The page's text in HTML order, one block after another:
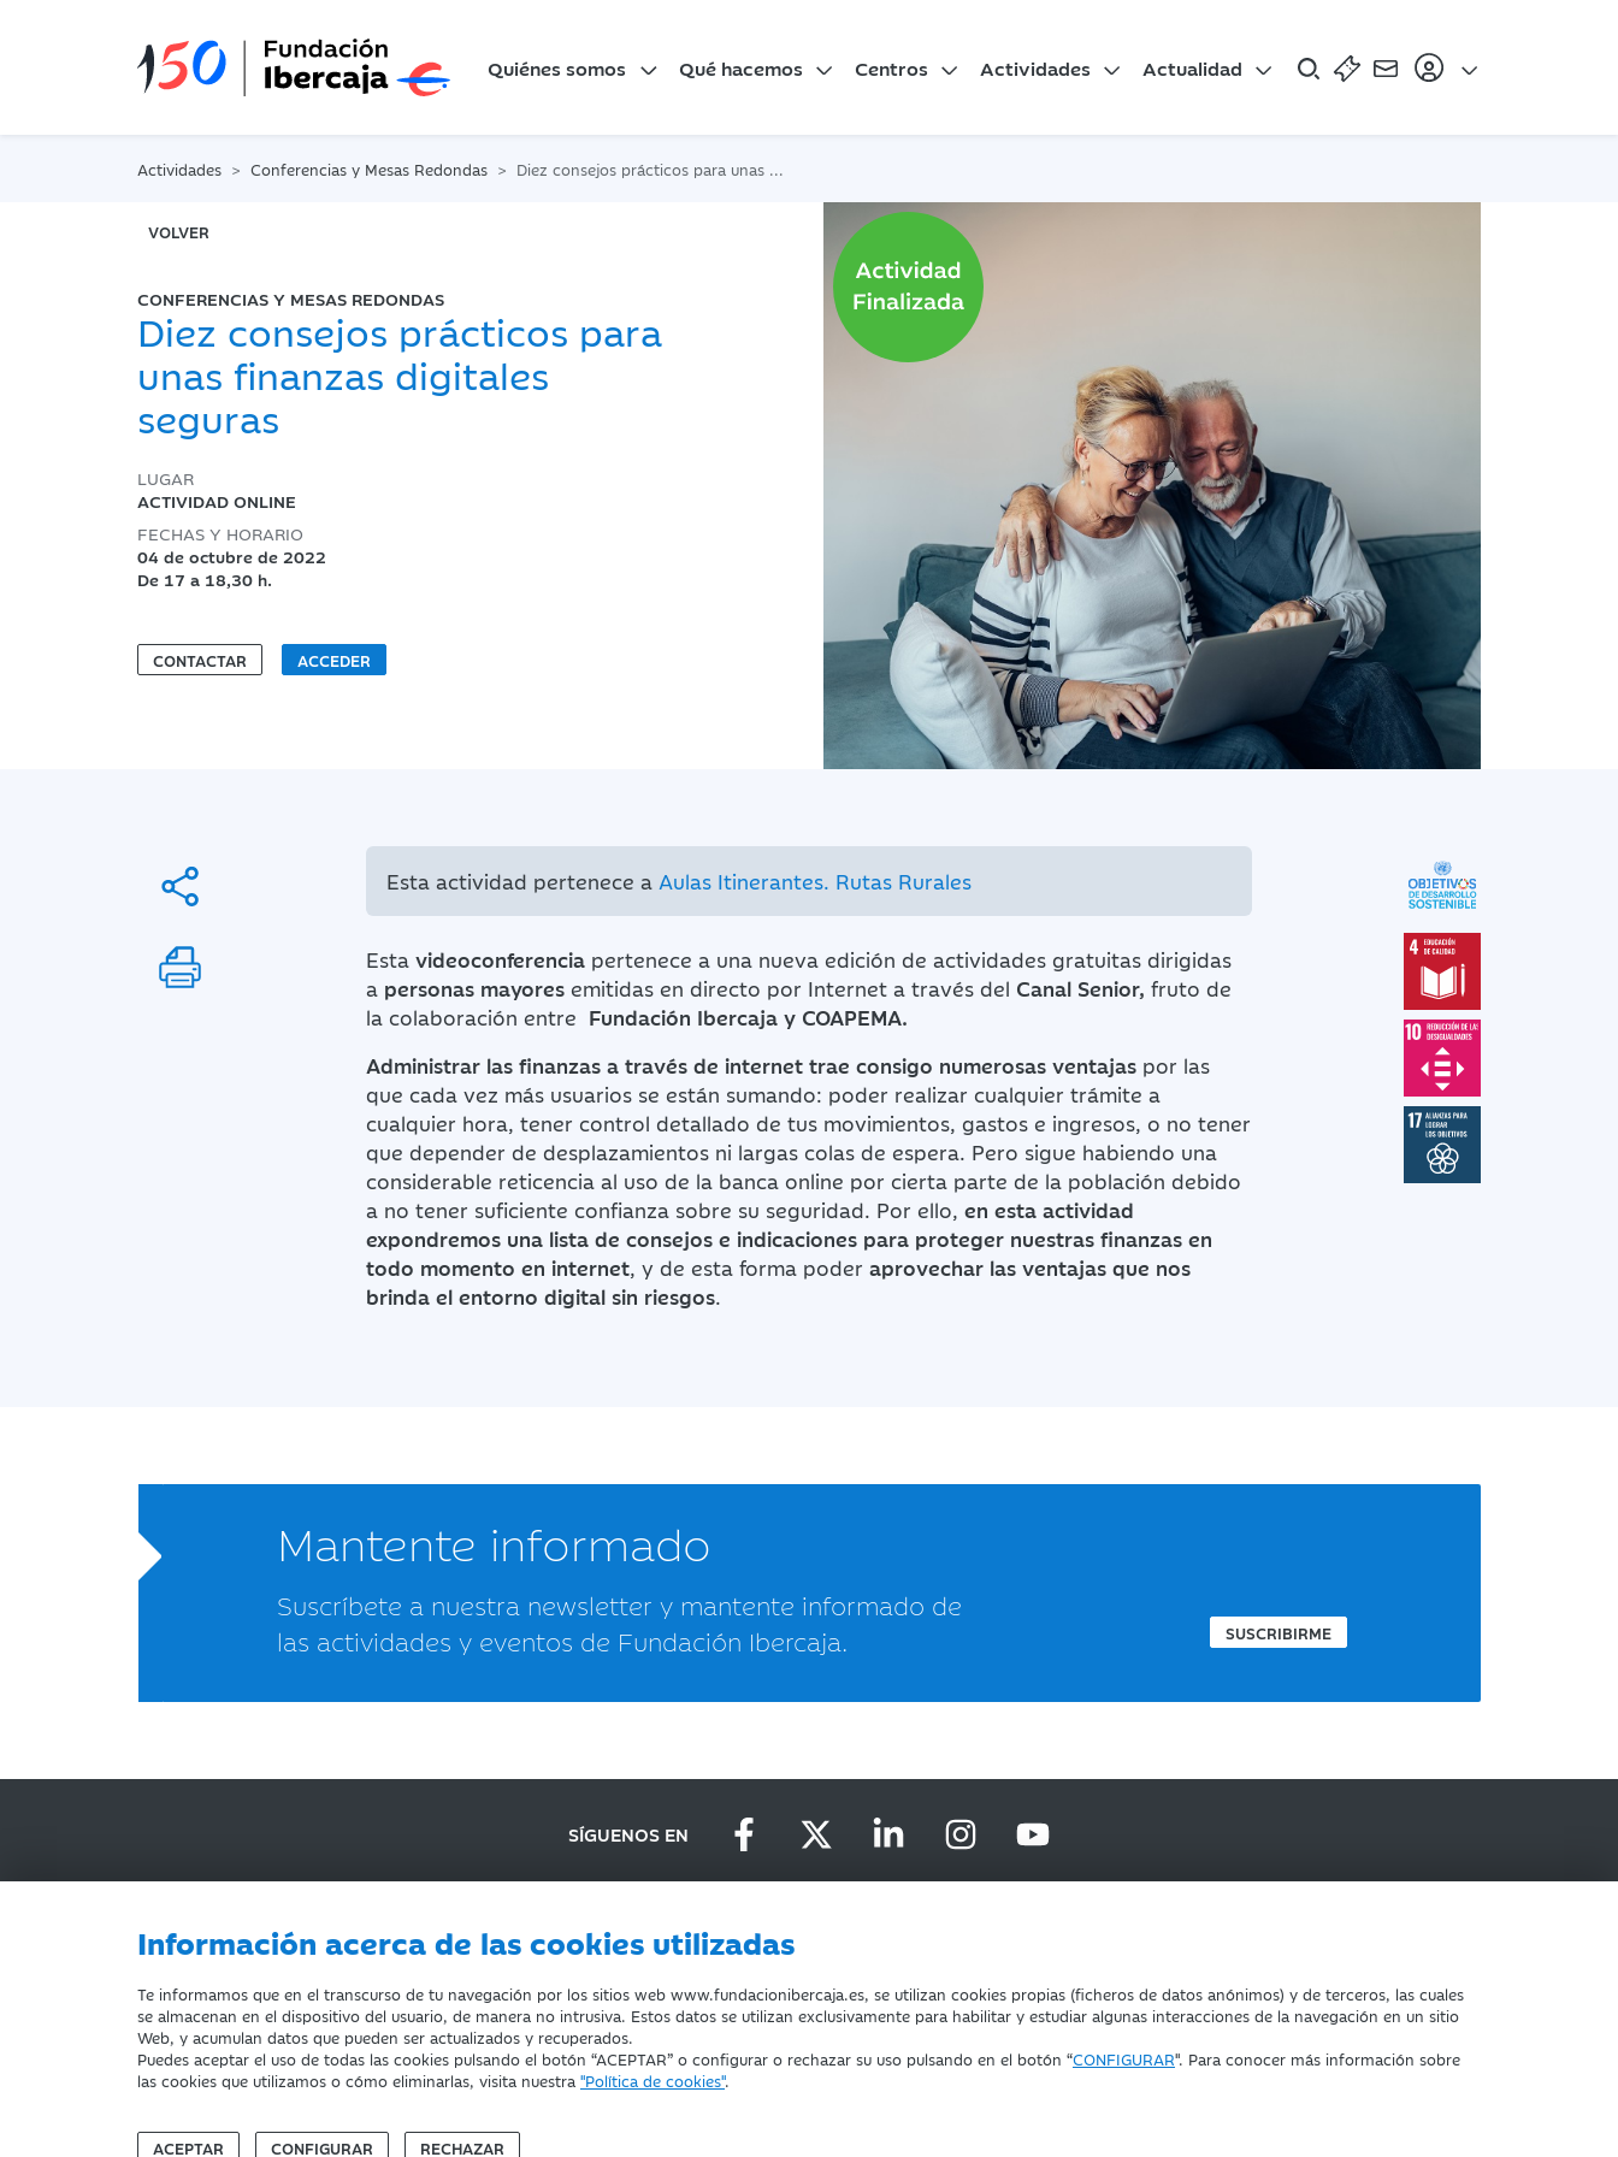
Información acerca de las cookies utilizadas
Te informamos que en el transcurso de tu navegación por los sitios web www.fundacionibercaja.es, se utilizan cookies propias (ficheros de datos anónimos) y de terceros, las cuales
se almacenan en el dispositivo del usuario, de manera no intrusiva. Estos datos se utilizan exclusivamente para habilitar y estudiar algunas interacciones de la navegación en un sitio
Web, y acumulan datos que pueden ser actualizados y recuperados.
Puedes aceptar el uso de todas las cookies pulsando el botón “ACEPTAR” o configurar o rechazar su uso pulsando en el botón “CONFIGURAR". Para conocer más información sobre
las cookies que utilizamos o cómo eliminarlas, visita nuestra "Política de cookies".
ACEPTAR CONFIGURAR RECHAZAR
Quiénes somos Qué hacemos Centros Actividades Actualidad
Actividades Conferencias y Mesas Redondas Diez consejos prácticos para unas finanzas digitales seguras
VOLVER
CONFERENCIAS Y MESAS REDONDAS
Diez consejos prácticos para
unas finanzas digitales
seguras
LUGAR
ACTIVIDAD ONLINE
FECHAS Y HORARIO
04 de octubre de 2022
De 17 a 18,30 h.
CONTACTAR ACCEDER
Esta actividad pertenece a Aulas Itinerantes. Rutas Rurales
Esta videoconferencia pertenece a una nueva edición de actividades gratuitas dirigidas
a personas mayores emitidas en directo por Internet a través del Canal Senior, fruto de
la colaboración entre Fundación Ibercaja y COAPEMA.
Administrar las finanzas a través de internet trae consigo numerosas ventajas por las
que cada vez más usuarios se están sumando: poder realizar cualquier trámite a
cualquier hora, tener control detallado de tus movimientos, gastos e ingresos, o no tener
que depender de desplazamientos ni largas colas de espera. Pero sigue habiendo una
considerable reticencia al uso de la banca online por cierta parte de la población debido
a no tener suficiente confianza sobre su seguridad. Por ello, en esta actividad
expondremos una lista de consejos e indicaciones para proteger nuestras finanzas en
todo momento en internet, y de esta forma poder aprovechar las ventajas que nos
brinda el entorno digital sin riesgos.
Mantente informado
Suscríbete a nuestra newsletter y mantente informado de
las actividades y eventos de Fundación Ibercaja.
SUSCRIBIRME
SÍGUENOS EN
AVISO LEGAL ACCESIBILIDAD PRIVACIDAD DEVOLUCIONES COOKIES
Fundación Bancaria Ibercaja. C.I.F. G-50000652.
Domicilio social: Joaquín Costa, 13. 50001 Zaragoza.